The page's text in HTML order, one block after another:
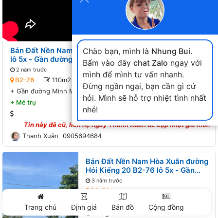
Bán Đất Nền Nam Hòa Xuân đường Hói Kiểng 20 B2-76
lô 5x - Gần đường Minh Mạng
2 năm trước
B2-76 110m2 Đông nam
Hói Kiểng 20
+ Gần đường Minh Mạng
+ Mé trụ
Tin này đã cũ, liên hệ ngayThanh Xuânđể cập nhật giá mới!
Thanh Xuân
0905694684
Bán Đất Nền Nam Hòa Xuân đường
Hói Kiểng 20 B2-76 lô 5x - Gần
đường Minh Mạng
3 năm trước
B2-76
Trang chủ Định giá Bản đồ Cộng đồng
Chào bạn, mình là Nhung Bui.
Bấm vào đây chat Zalo ngay với
mình để mình tư vấn nhanh.
Đừng ngần ngại, bạn cần gì cứ
hỏi. Mình sẽ hỗ trợ nhiệt tình nhất
nhé!